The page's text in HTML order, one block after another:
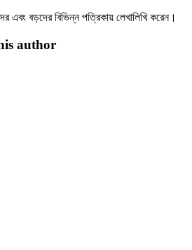
এবং বড়দের বিভিন্ন পত্রিকায় লেখালিখি করেন।
author